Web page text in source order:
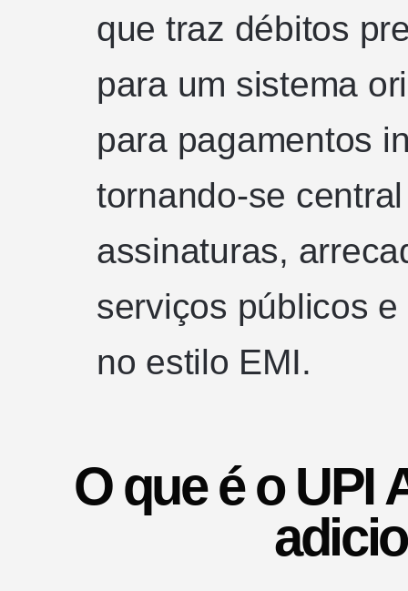
que traz débitos
para um sistema
para pagamentos
tornando-se
assinaturas,
serviços públicos
no estilo EMI.
O que é o UPI